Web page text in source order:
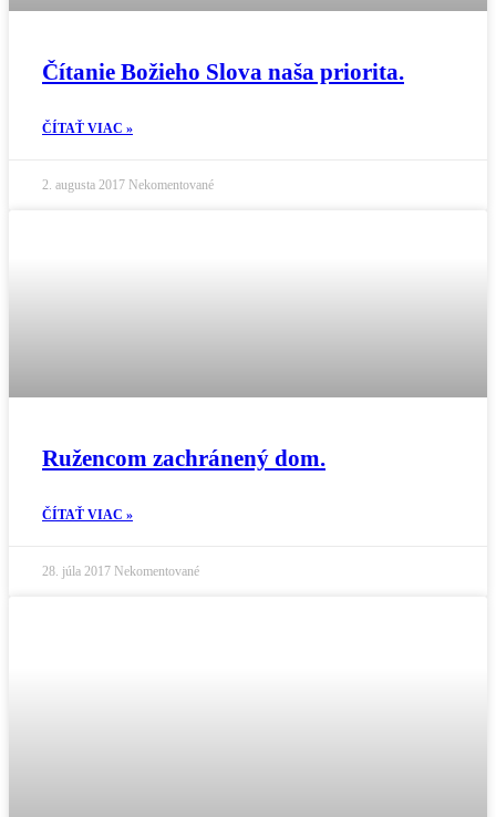
Čítanie Božieho Slova naša priorita.
ČÍTAŤ VIAC »
2. augusta 2017 Nekomentované
Ružencom zachránený dom.
ČÍTAŤ VIAC »
28. júla 2017 Nekomentované